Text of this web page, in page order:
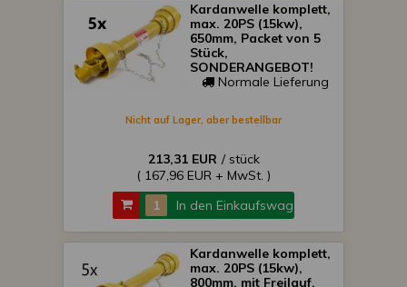
Kardanwelle komplett,
max. 20PS (15kw),
650mm, Packet von 5
Stück,
SONDERANGEBOT!
Normale Lieferung
Nicht auf Lager, aber bestellbar
213,31 EUR / stück
( 167,96 EUR + MwSt. )
In den Einkaufswagen
Kardanwelle komplett,
max. 20PS (15kw),
800mm, mit Freilauf,